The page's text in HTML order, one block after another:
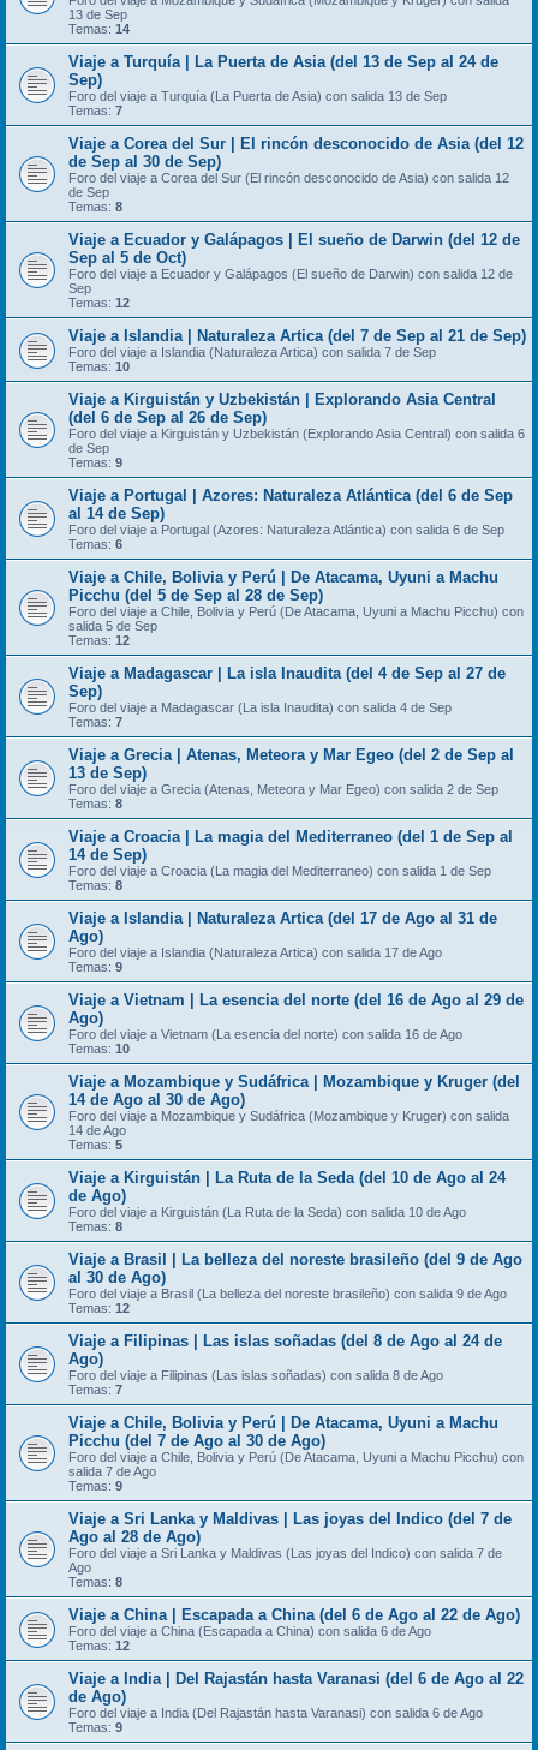
13 de Sep
Temas: 14
Viaje a Turquía | La Puerta de Asia (del 13 de Sep al 24 de
Sep)
Foro del viaje a Turquía (La Puerta de Asia) con salida 13 de Sep
Temas: 7
Viaje a Corea del Sur | El rincón desconocido de Asia (del 12
de Sep al 30 de Sep)
Foro del viaje a Corea del Sur (El rincón desconocido de Asia) con salida 12
de Sep
Temas: 8
Viaje a Ecuador y Galápagos | El sueño de Darwin (del 12 de
Sep al 5 de Oct)
Foro del viaje a Ecuador y Galápagos (El sueño de Darwin) con salida 12 de
Sep
Temas: 12
Viaje a Islandia | Naturaleza Artica (del 7 de Sep al 21 de Sep)
Foro del viaje a Islandia (Naturaleza Artica) con salida 7 de Sep
Temas: 10
Viaje a Kirguistán y Uzbekistán | Explorando Asia Central
(del 6 de Sep al 26 de Sep)
Foro del viaje a Kirguistán y Uzbekistán (Explorando Asia Central) con salida 6
de Sep
Temas: 9
Viaje a Portugal | Azores: Naturaleza Atlántica (del 6 de Sep
al 14 de Sep)
Foro del viaje a Portugal (Azores: Naturaleza Atlántica) con salida 6 de Sep
Temas: 6
Viaje a Chile, Bolivia y Perú | De Atacama, Uyuni a Machu
Picchu (del 5 de Sep al 28 de Sep)
Foro del viaje a Chile, Bolivia y Perú (De Atacama, Uyuni a Machu Picchu) con
salida 5 de Sep
Temas: 12
Viaje a Madagascar | La isla Inaudita (del 4 de Sep al 27 de
Sep)
Foro del viaje a Madagascar (La isla Inaudita) con salida 4 de Sep
Temas: 7
Viaje a Grecia | Atenas, Meteora y Mar Egeo (del 2 de Sep al
13 de Sep)
Foro del viaje a Grecia (Atenas, Meteora y Mar Egeo) con salida 2 de Sep
Temas: 8
Viaje a Croacia | La magia del Mediterraneo (del 1 de Sep al
14 de Sep)
Foro del viaje a Croacia (La magia del Mediterraneo) con salida 1 de Sep
Temas: 8
Viaje a Islandia | Naturaleza Artica (del 17 de Ago al 31 de
Ago)
Foro del viaje a Islandia (Naturaleza Artica) con salida 17 de Ago
Temas: 9
Viaje a Vietnam | La esencia del norte (del 16 de Ago al 29 de
Ago)
Foro del viaje a Vietnam (La esencia del norte) con salida 16 de Ago
Temas: 10
Viaje a Mozambique y Sudáfrica | Mozambique y Kruger (del
14 de Ago al 30 de Ago)
Foro del viaje a Mozambique y Sudáfrica (Mozambique y Kruger) con salida
14 de Ago
Temas: 5
Viaje a Kirguistán | La Ruta de la Seda (del 10 de Ago al 24
de Ago)
Foro del viaje a Kirguistán (La Ruta de la Seda) con salida 10 de Ago
Temas: 8
Viaje a Brasil | La belleza del noreste brasileño (del 9 de Ago
al 30 de Ago)
Foro del viaje a Brasil (La belleza del noreste brasileño) con salida 9 de Ago
Temas: 12
Viaje a Filipinas | Las islas soñadas (del 8 de Ago al 24 de
Ago)
Foro del viaje a Filipinas (Las islas soñadas) con salida 8 de Ago
Temas: 7
Viaje a Chile, Bolivia y Perú | De Atacama, Uyuni a Machu
Picchu (del 7 de Ago al 30 de Ago)
Foro del viaje a Chile, Bolivia y Perú (De Atacama, Uyuni a Machu Picchu) con
salida 7 de Ago
Temas: 9
Viaje a Sri Lanka y Maldivas | Las joyas del Indico (del 7 de
Ago al 28 de Ago)
Foro del viaje a Sri Lanka y Maldivas (Las joyas del Indico) con salida 7 de
Ago
Temas: 8
Viaje a China | Escapada a China (del 6 de Ago al 22 de Ago)
Foro del viaje a China (Escapada a China) con salida 6 de Ago
Temas: 12
Viaje a India | Del Rajastán hasta Varanasi (del 6 de Ago al 22
de Ago)
Foro del viaje a India (Del Rajastán hasta Varanasi) con salida 6 de Ago
Temas: 9